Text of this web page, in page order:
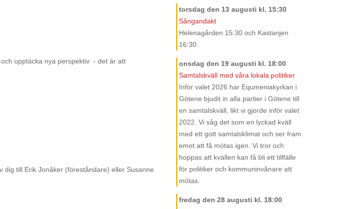
upptäcka nya perspektiv - det är att
till Erik Jonåker (föreståndare) eller Susanne
torsdag den 13 augusti kl. 15:30
Sångandakt
Helenagården 15:30 och Kastanjen
16:30.
onsdag den 19 augusti kl. 18:00
Samtalskväll med våra lokala politiker
Inför valet 2026 har Equmeniakyrkan i
Götene bjudit in alla partier i Götene till
en samtalskväll, likt vi gjorde inför valet
2022. Vi såg det som en lyckad kväll
med ett gott samtalsklimat och ser fram
emot att få mötas igen. Vi tror och
hoppas att kvällen kan få bli ett tillfälle
för politiker och kommuninvånare att
mötas.
fredag den 28 augusti kl. 18:00